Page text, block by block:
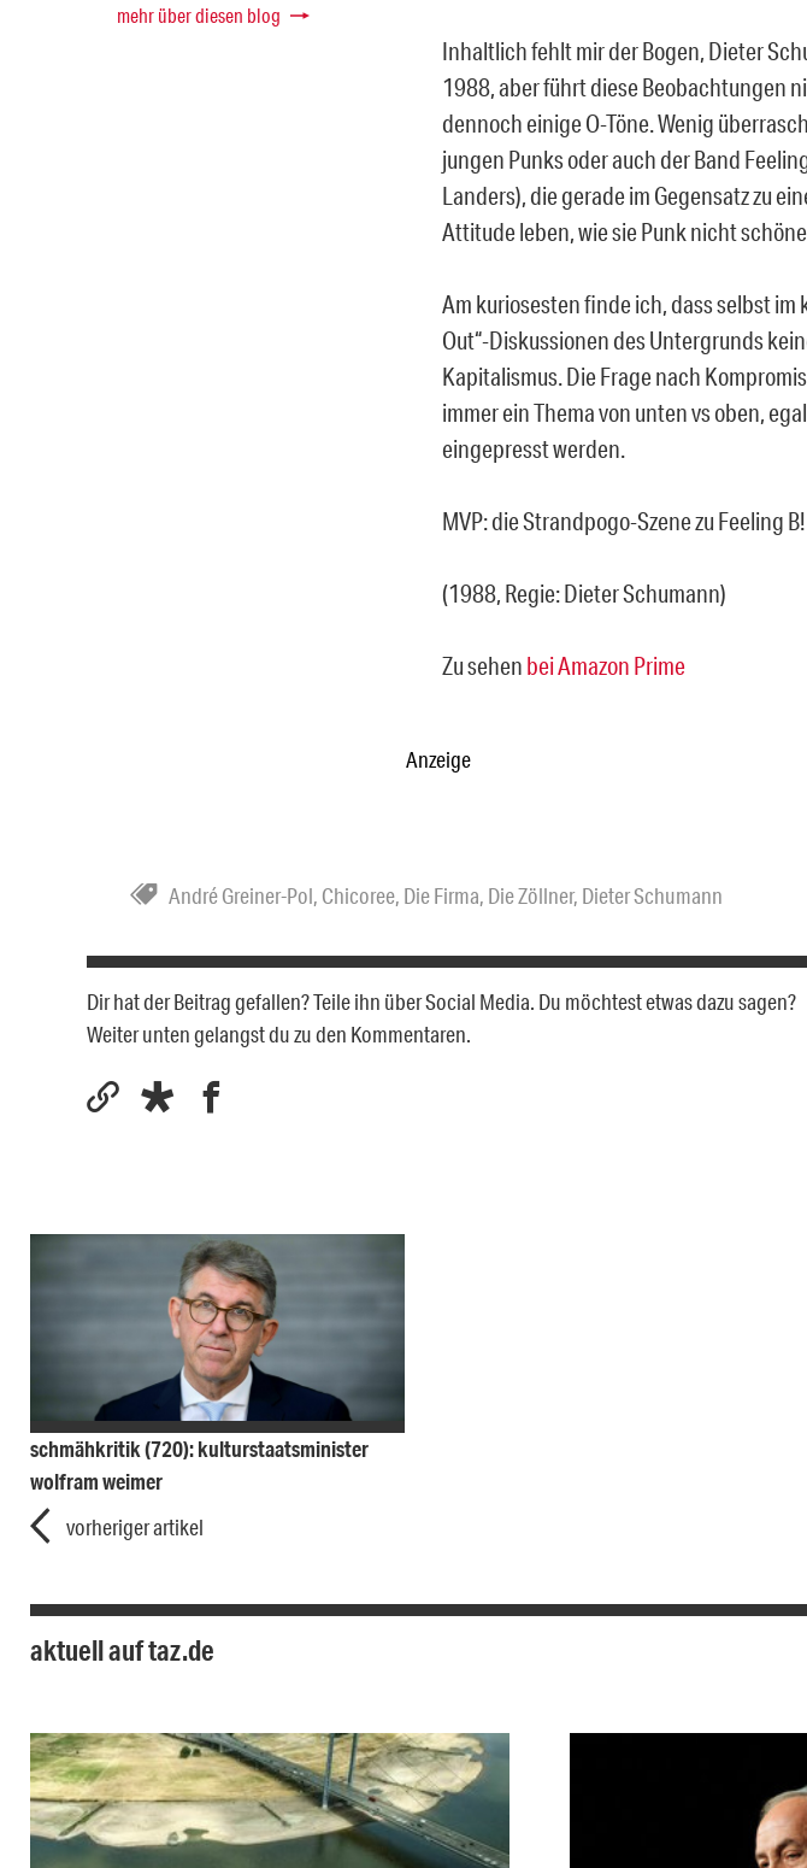
mehr über diesen blog
Inhaltlich fehlt mir der Bogen, Dieter
1988, aber führt diese Beobachtungen
dennoch einige O-Töne. Wenig
jungen Punks oder auch der Band
Landers), die gerade im Gegensatz zu
Attitude leben, wie sie Punk nicht
Am kuriosesten finde ich, dass selbst im
Out“-Diskussionen des Untergrunds
Kapitalismus. Die Frage nach
immer ein Thema von unten vs oben,
eingepresst werden.
MVP: die Strandpogo-Szene zu Feeling
(1988, Regie: Dieter Schumann)
Zu sehen bei Amazon Prime
Anzeige
André Greiner-Pol, Chicoree, Die Firma, Die Zöllner, Dieter Schumann
Dir hat der Beitrag gefallen? Teile ihn über Social Media. Du möchtest etwas dazu sagen?
Weiter unten gelangst du zu den Kommentaren.
schmähkritik (720): kulturstaatsminister
wolfram weimer
vorheriger artikel
aktuell auf taz.de